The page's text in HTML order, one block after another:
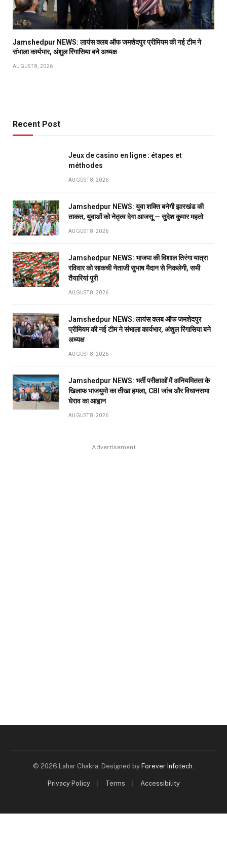
Jamshedpur NEWS: लायंस क्लब ऑफ जमशेदपुर प्रीमियम की नई टीम ने
संभाला कार्यभार, अंशुल रिंगासिया बने अध्यक्ष
AUGUST 8, 2026
Recent Post
Jeux de casino en ligne : étapes et
méthodes
AUGUST 8, 2026
Jamshedpur NEWS: युवा शक्ति बनेगी झारखंड की
ताकत, युवाओं को नेतृत्व देगा आजसू — सुदेश कुमार महतो
AUGUST 8, 2026
Jamshedpur NEWS: भाजपा की विशाल तिरंगा यात्रा
रविवार को साकची नेताजी सुभाष मैदान से निकलेगी, सभी
तैयारियां पूरी
AUGUST 8, 2026
Jamshedpur NEWS: लायंस क्लब ऑफ जमशेदपुर
प्रीमियम की नई टीम ने संभाला कार्यभार, अंशुल रिंगासिया बने
अध्यक्ष
AUGUST 8, 2026
Jamshedpur NEWS: भर्ती परीक्षाओं में अनियमितता के
खिलाफ भाजयुमो का तीखा हमला, CBI जांच और विधानसभा
घेराव का आह्वान
AUGUST 8, 2026
Advertisement
© 2026 Lahar Chakra. Designed by Forever Infotech.
Privacy Policy Terms Accessibility